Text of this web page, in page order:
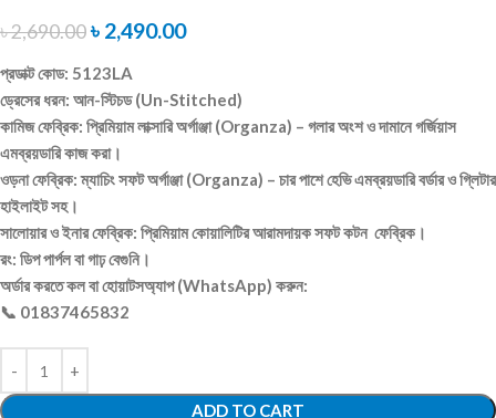
৳2,690.00৳ 2,490.00
প্রডাক্ট কোড: 5123LA
ড্রেসের ধরন: আন-স্টিচড (Un-Stitched)
কামিজ ফেব্রিক: প্রিমিয়াম লাক্সারি অর্গাঞ্জা (Organza) – গলার অংশ ও দামানে গর্জিয়াস
এমব্রয়ডারি কাজ করা।
ওড়না ফেব্রিক: ম্যাচিং সফট অর্গাঞ্জা (Organza) – চার পাশে হেভি এমব্রয়ডারি বর্ডার ও গ্লিটার
হাইলাইট সহ।
সালোয়ার ও ইনার ফেব্রিক: প্রিমিয়াম কোয়ালিটির আরামদায়ক সফট কটন ফেব্রিক।
রং: ডিপ পার্পল বা গাঢ় বেগুনি।
অর্ডার করতে কল বা হোয়াটসঅ্যাপ (WhatsApp) করুন:
📞 01837465832
ADD TO CART